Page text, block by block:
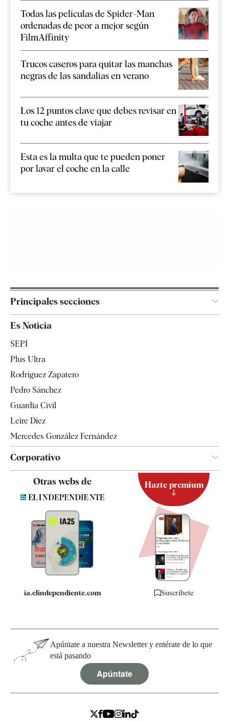
Todas las películas de Spider-Man
ordenadas de peor a mejor según
FilmAffinity
Trucos caseros para quitar las manchas
negras de las sandalias en verano
Los 12 puntos clave que debes revisar en
tu coche antes de viajar
Esta es la multa que te pueden poner
por lavar el coche en la calle
Principales secciones
Televisión
Es Noticia
SEPI
Plus Ultra
Rodríguez Zapatero
Pedro Sánchez
Guardia Civil
Leire Díez
Mercedes González Fernández
Corporativo
Quiénes somos
Especificaciones
Otras webs de
ia.elindependiente.com
Hazte premium
Suscríbete
Apúntate a nuestra Newsletter y entérate de lo que
está pasando
Apúntate